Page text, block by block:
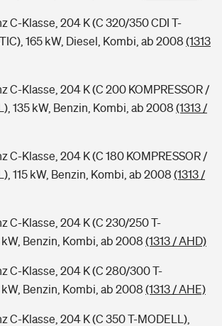
C-Klasse, 204 K (C 320/350 CDI T-
165 kW, Diesel, Kombi, ab 2008 (1313
C-Klasse, 204 K (C 200 KOMPRESSOR /
135 kW, Benzin, Kombi, ab 2008 (1313 /
C-Klasse, 204 K (C 180 KOMPRESSOR /
115 kW, Benzin, Kombi, ab 2008 (1313 /
C-Klasse, 204 K (C 230/250 T-
kW, Benzin, Kombi, ab 2008 (1313 / AHD)
C-Klasse, 204 K (C 280/300 T-
kW, Benzin, Kombi, ab 2008 (1313 / AHE)
C-Klasse, 204 K (C 350 T-MODELL),